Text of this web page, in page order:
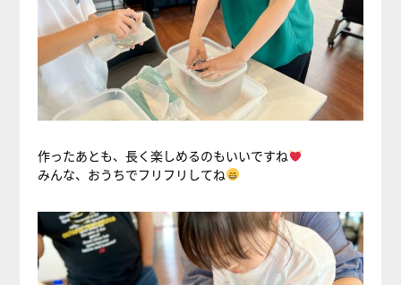
作ったあとも、長く楽しめるのもいいですね
みんな、おうちでフリフリしてね